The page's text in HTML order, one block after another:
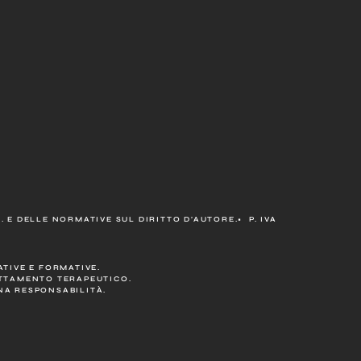
DELLE NORMATIVE SUL DIRITTO D’AUTORE.• P. IVA
E FORMATIVE.
TERAPEUTICO.
RESPONSABILITÀ.